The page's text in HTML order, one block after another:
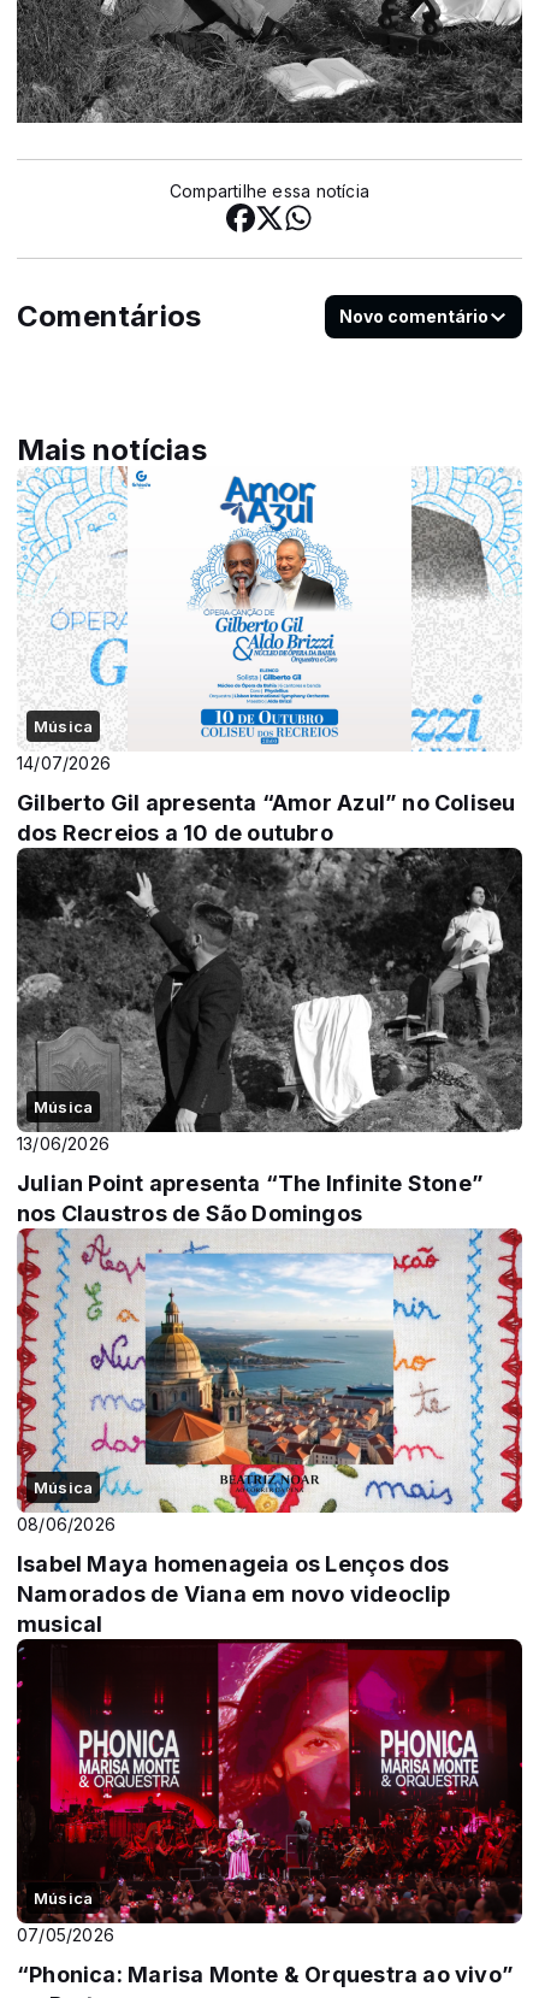
Compartilhe essa notícia
Comentários Novo comentário
Mais notícias
Música
14/07/2026
Gilberto Gil apresenta “Amor Azul” no Coliseu
dos Recreios a 10 de outubro
Música
13/06/2026
Julian Point apresenta “The Infinite Stone”
nos Claustros de São Domingos
Música
08/06/2026
Isabel Maya homenageia os Lenços dos
Namorados de Viana em novo videoclip
musical
Música
07/05/2026
“Phonica: Marisa Monte & Orquestra ao vivo”